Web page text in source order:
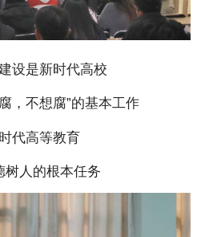
设是新时代高校
，不想腐”的基本工作
代高等教育
树人的根本任务